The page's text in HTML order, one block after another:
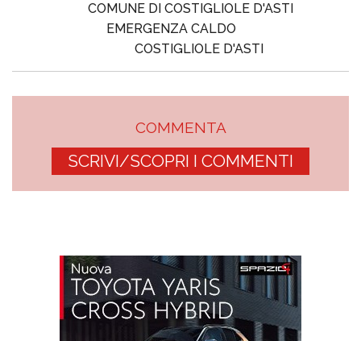
COMUNE DI COSTIGLIOLE D'ASTI
EMERGENZA CALDO
COSTIGLIOLE D'ASTI
COMMENTA
SCRIVI/SCOPRI I COMMENTI